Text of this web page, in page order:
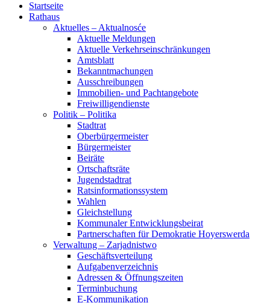
Startseite
Rathaus
Aktuelles – Aktualnosće
Aktuelle Meldungen
Aktuelle Verkehrseinschränkungen
Amtsblatt
Bekanntmachungen
Ausschreibungen
Immobilien- und Pachtangebote
Freiwilligendienste
Politik – Politika
Stadtrat
Oberbürgermeister
Bürgermeister
Beiräte
Ortschaftsräte
Jugendstadtrat
Ratsinformationssystem
Wahlen
Gleichstellung
Kommunaler Entwicklungsbeirat
Partnerschaften für Demokratie Hoyerswerda
Verwaltung – Zarjadnistwo
Geschäftsverteilung
Aufgabenverzeichnis
Adressen & Öffnungszeiten
Terminbuchung
E-Kommunikation